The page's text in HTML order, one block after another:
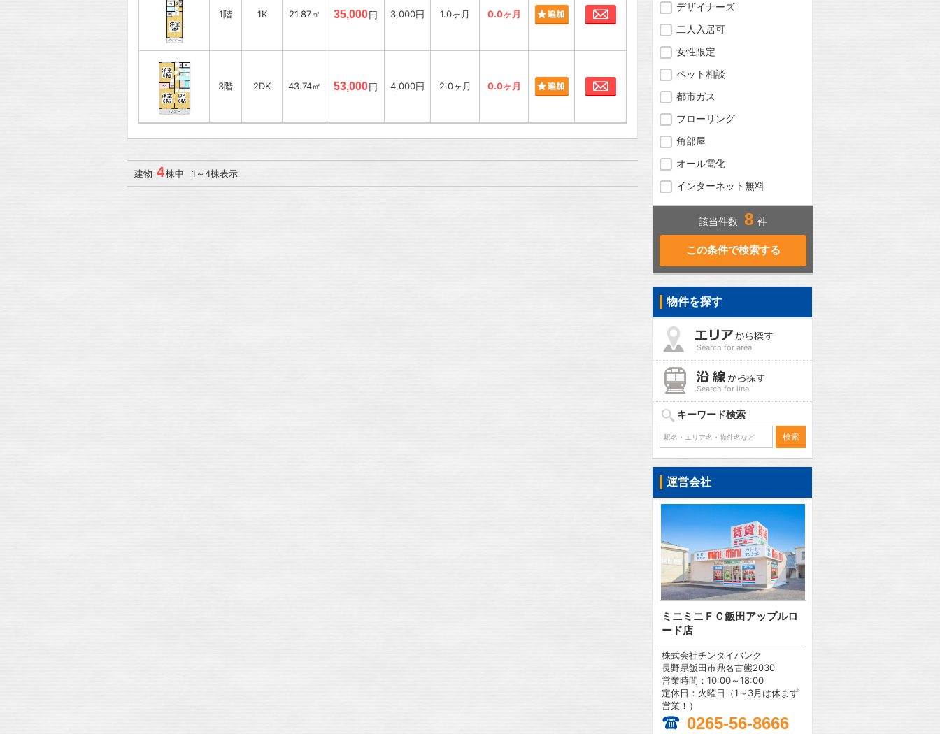
1階 1K 21.87㎡ 35,000円 3,000円 1.0ヶ月 0.0ヶ月 お問合わせ
3階 2DK 43.74㎡ 53,000円 4,000円 2.0ヶ月 0.0ヶ月 お問合わせ
建物 4棟中 1～4棟表示
デザイナーズ
二人入居可
女性限定
ペット相談
都市ガス
フローリング
角部屋
オール電化
インターネット無料
該当件数 8 件
物件を探す
Search for area
Search for line
キーワード検索
運営会社
ミニミニＦＣ飯田アップルロ
ード店
株式会社チンタイバンク
長野県飯田市鼎名古熊2030
営業時間：10:00～18:00
定休日：火曜日（1～3月は休まず
営業！）
0265-56-8666